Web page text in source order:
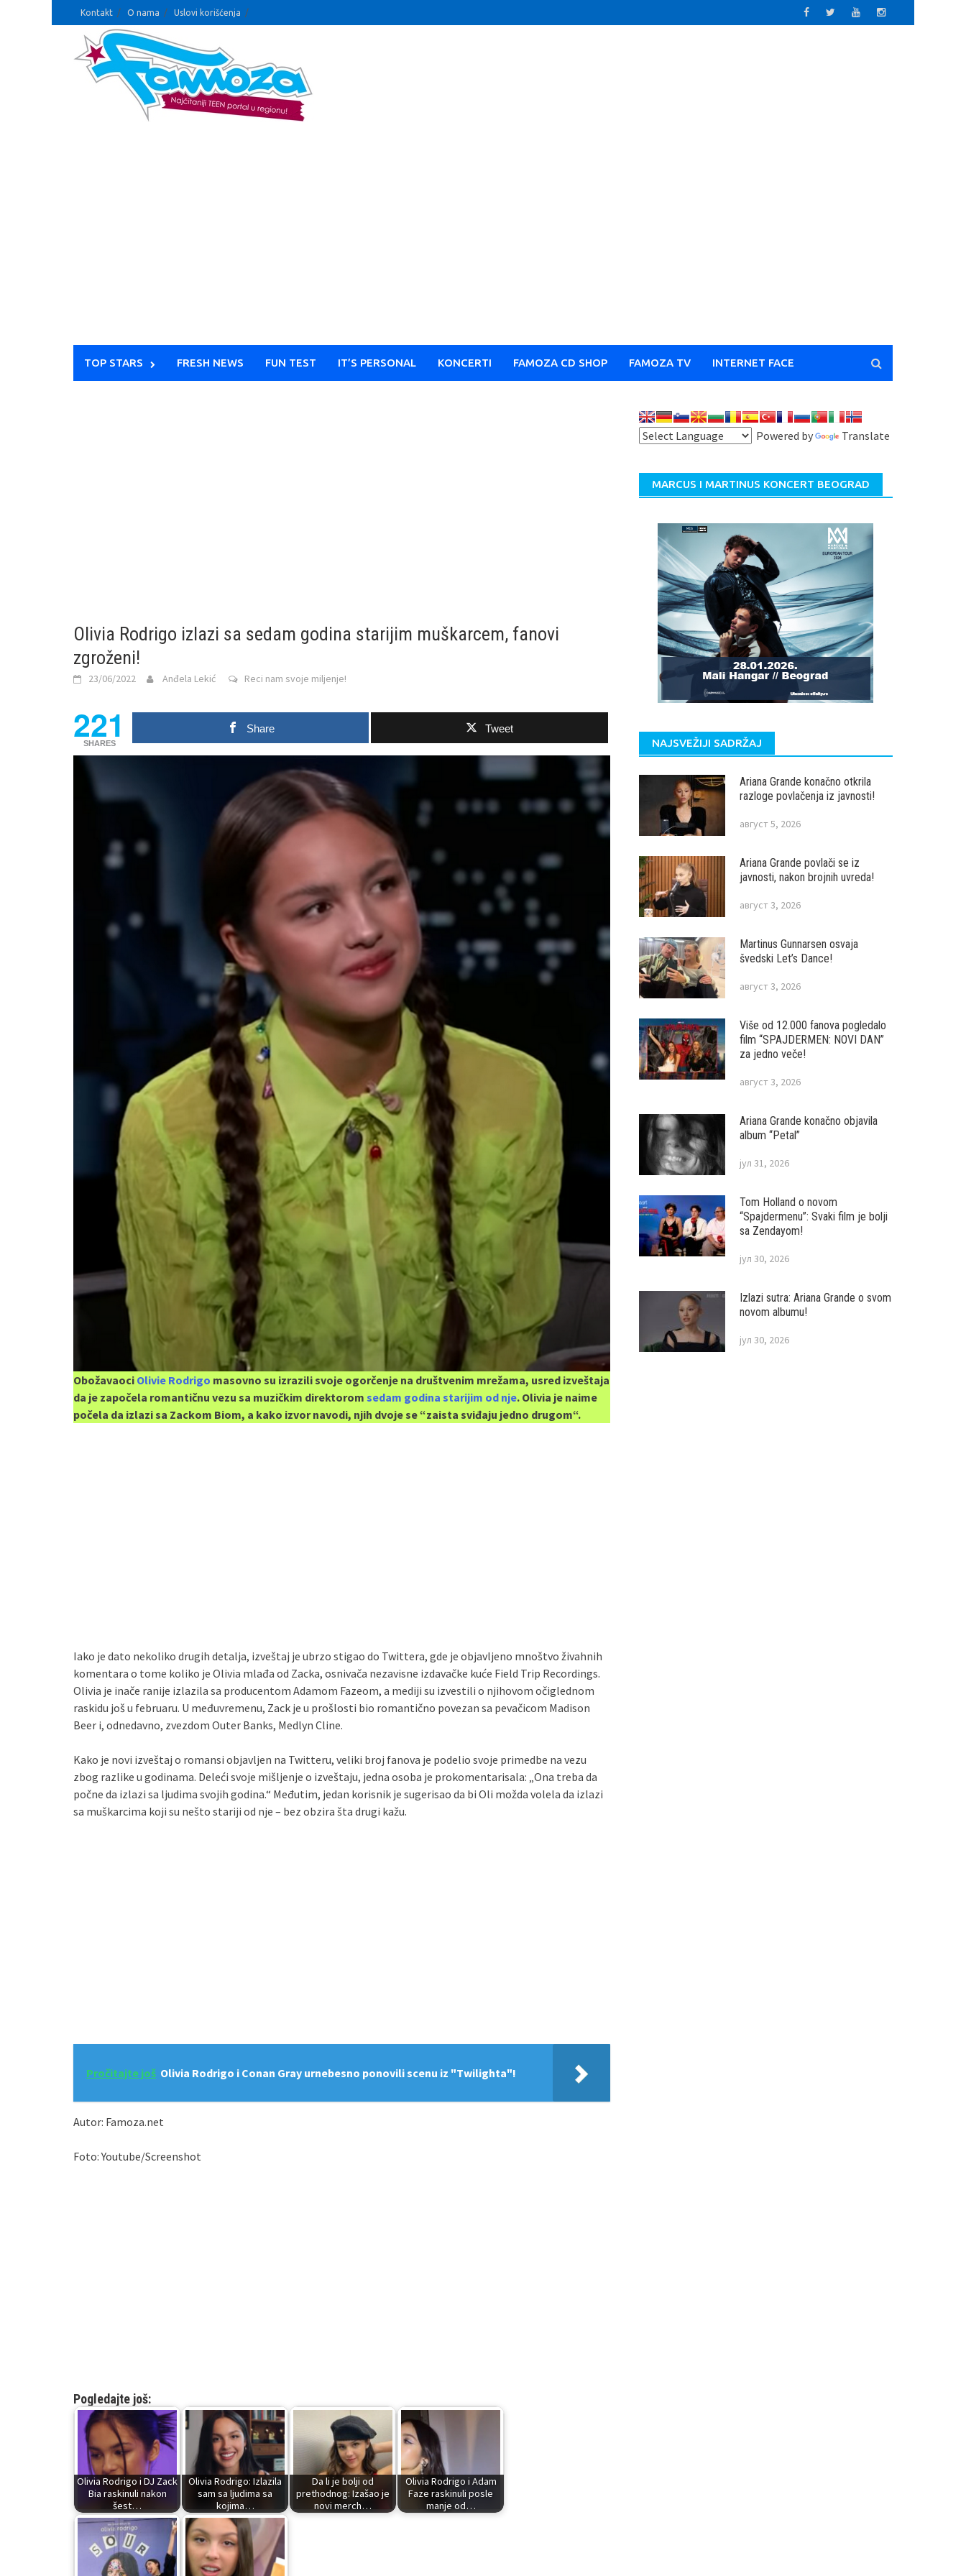
Kontakt O nama Uslovi korišćenja
TOP STARS FRESH NEWS FUN TEST IT’S PERSONAL KONCERTI FAMOZA CD SHOP FAMOZA TV INTERNET FACE
Olivia Rodrigo izlazi sa sedam godina starijim muškarcem, fanovi
zgroženi!
23/06/2022 Anđela Lekić Reci nam svoje miljenje!
221
SHARES
Share Tweet
Obožavaoci Olivie Rodrigo masovno su izrazili svoje ogorčenje na društvenim mrežama, usred izveštaja
da je započela romantičnu vezu sa muzičkim direktorom sedam godina starijim od nje. Olivia je naime
počela da izlazi sa Zackom Biom, a kako izvor navodi, njih dvoje se “zaista sviđaju jedno drugom“.
Iako je dato nekoliko drugih detalja, izveštaj je ubrzo stigao do Twittera, gde je objavljeno mnoštvo živahnih
komentara o tome koliko je Olivia mlađa od Zacka, osnivača nezavisne izdavačke kuće Field Trip Recordings.
Olivia je inače ranije izlazila sa producentom Adamom Fazeom, a mediji su izvestili o njihovom očiglednom
raskidu još u februaru. U međuvremenu, Zack je u prošlosti bio romantično povezan sa pevačicom Madison
Beer i, odnedavno, zvezdom Outer Banks, Medlyn Cline.
Kako je novi izveštaj o romansi objavljen na Twitteru, veliki broj fanova je podelio svoje primedbe na vezu
zbog razlike u godinama. Deleći svoje mišljenje o izveštaju, jedna osoba je prokomentarisala: „Ona treba da
počne da izlazi sa ljudima svojih godina.“ Međutim, jedan korisnik je sugerisao da bi Oli možda volela da izlazi
sa muškarcima koji su nešto stariji od nje – bez obzira šta drugi kažu.
Pročitajte još Olivia Rodrigo i Conan Gray urnebesno ponovili scenu iz "Twilighta"!
Autor: Famoza.net
Foto: Youtube/Screenshot
Pogledajte još:
Olivia Rodrigo i DJ Zack
Bia raskinuli nakon
šest…
Olivia Rodrigo: Izlazila
sam sa ljudima sa
kojima…
Da li je bolji od
prethodnog: Izašao je
novi merch…
Olivia Rodrigo i Adam
Faze raskinuli posle
manje od…
Powered by Translate
MARCUS I MARTINUS KONCERT BEOGRAD
NAJSVEŽIJI SADRŽAJ
Ariana Grande konačno otkrila
razloge povlačenja iz javnosti!
август 5, 2026
Ariana Grande povlači se iz
javnosti, nakon brojnih uvreda!
август 3, 2026
Martinus Gunnarsen osvaja
švedski Let’s Dance!
август 3, 2026
Više od 12.000 fanova pogledalo
film “SPAJDERMEN: NOVI DAN”
za jedno veče!
август 3, 2026
Ariana Grande konačno objavila
album “Petal”
јул 31, 2026
Tom Holland o novom
“Spajdermenu”: Svaki film je bolji
sa Zendayom!
јул 30, 2026
Izlazi sutra: Ariana Grande o svom
novom albumu!
јул 30, 2026